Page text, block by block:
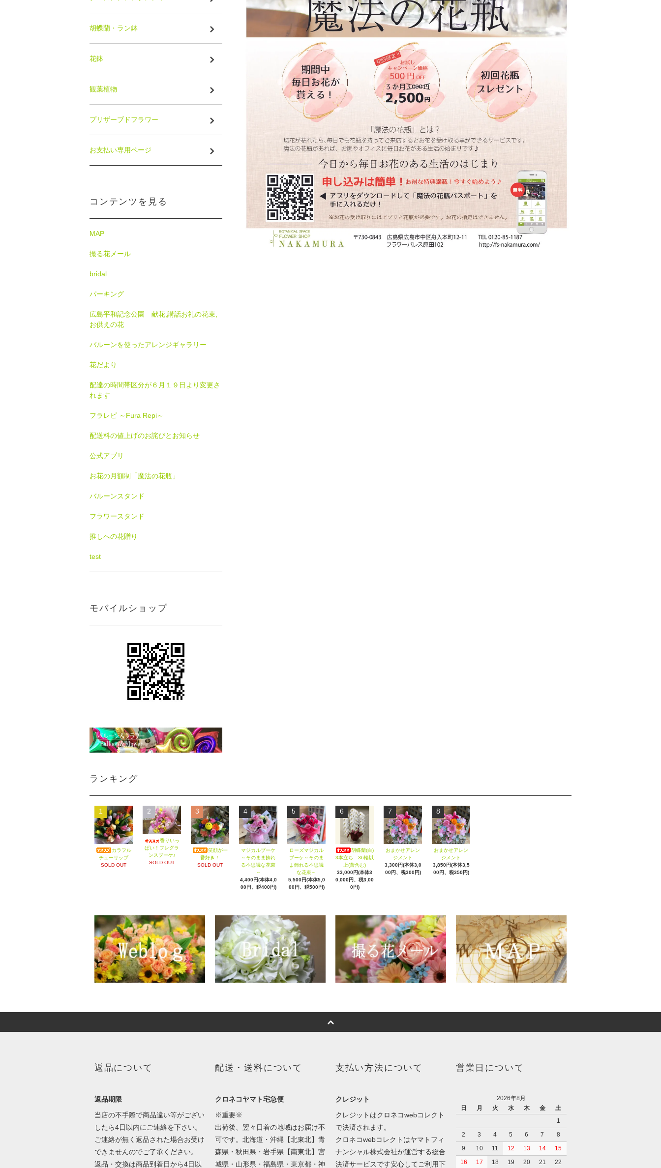
胡蝶蘭・ラン鉢
花鉢
観葉植物
プリザーブドフラワー
お支払い専用ページ
コンテンツを見る
MAP
撮る花メール
bridal
パーキング
広島平和記念公園 献花,講話お礼の花束,
お供えの花
バルーンを使ったアレンジギャラリー
花だより
配達の時間帯区分が６月１９日より変更さ
れます
フラレピ ～Fura Repi～
配送料の値上げのお詫びとお知らせ
公式アプリ
お花の月額制「魔法の花瓶」
バルーンスタンド
フラワースタンド
推しへの花贈り
test
モバイルショップ
ランキング
1
カラフル
チューリップ
SOLD OUT
2
香りいっ
ぱい！フレグラ
ンスブーケ♪
SOLD OUT
3
笑顔が一
番好き！
SOLD OUT
4
マジカルブーケ
～そのまま飾れ
る不思議な花束
～
4,400円(本体4,0
00円、税400円)
5
ローズマジカル
ブーケ～そのま
ま飾れる不思議
な花束～
5,500円(本体5,0
00円、税500円)
6
胡蝶蘭(白)
3本立ち 36輪以
上(蕾含む)
33,000円(本体3
0,000円、税3,00
0円)
7
おまかせアレン
ジメント
3,300円(本体3,0
00円、税300円)
8
おまかせアレン
ジメント
3,850円(本体3,5
00円、税350円)
返品について
返品期限
当店の不手際で商品違い等がござい
したら4日以内にご連絡を下さい。
ご連絡が無く返品された場合お受け
できませんのでご了承ください。
返品・交換は商品到着日から4日以
配送・送料について
クロネコヤマト宅急便
※重要※
出荷後、翌々日着の地域はお届け不
可です。北海道・沖縄【北東北】青
森県・秋田県・岩手県【南東北】宮
城県・山形県・福島県・東京都・神
支払い方法について
クレジット
クレジットはクロネコwebコレクト
で決済されます。
クロネコwebコレクトはヤマトフィ
ナンシャル株式会社が運営する総合
決済サービスです安心してご利用下
営業日について
2026年8月
日
月 火 水 木 金
土
1
2
3 4 5 6 7
8
9
10 11 12 13 14
15
16
17 18 19 20 21 22